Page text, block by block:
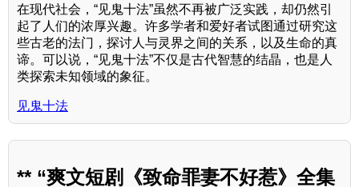
在现代社会，“见鬼十法”虽然不再被广泛实践，却仍然引
起了人们的浓厚兴趣。许多学者和爱好者试图通过研究这
些古老的法门，探讨人与灵界之间的关系，以及生命的真
谛。可以说，“见鬼十法”不仅是古代智慧的结晶，也是人
类探索未知领域的象征。
见鬼十法
** “爽文短剧《致命罪妻不好惹》全集